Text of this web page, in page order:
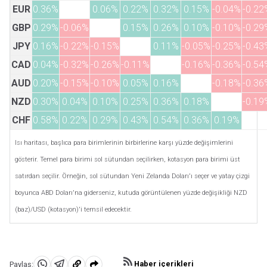
EUR 0.36% 0.06% 0.22% 0.32% 0.15% -0.04% -
GBP 0.29% -0.06% 0.15% 0.26% 0.10% -0.10% -
JPY 0.16% -0.22% -0.15% 0.11% -0.05% -0.25% -
CAD 0.04% -0.32% -0.26% -0.11% -0.16% -0.36% -
AUD 0.20% -0.15% -0.10% 0.05% 0.16% -0.18% -
NZD 0.30% 0.04% 0.10% 0.25% 0.36% 0.18%
-
CHF 0.58% 0.22% 0.29% 0.43% 0.54% 0.36% 0.19%
Isı haritası, başlıca para birimlerinin birbirlerine karşı yüzde değişimlerini
gösterir. Temel para birimi sol sütundan seçilirken, kotasyon para birimi üst
satırdan seçilir. Örneğin, sol sütundan Yeni Zelanda Doları'ı seçer ve yatay çizgi
boyunca ABD Doları'na giderseniz, kutuda görüntülenen yüzde değişikliği NZD
(baz)/USD (kotasyon)'i temsil edecektir.
Paylaş: Haber içerikleri